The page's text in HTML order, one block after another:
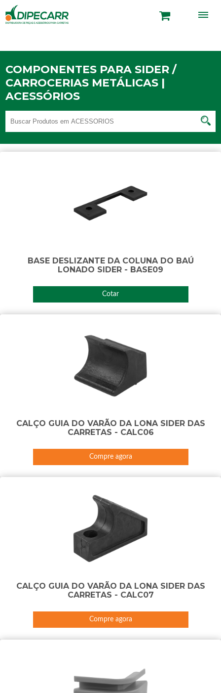
COMPONENTES PARA SIDER /
CARROCERIAS METÁLICAS |
ACESSÓRIOS
BASE DESLIZANTE DA COLUNA DO BAÚ
LONADO SIDER - BASE09
Cotar
CALÇO GUIA DO VARÃO DA LONA SIDER DAS
CARRETAS - CALC06
Compre agora
CALÇO GUIA DO VARÃO DA LONA SIDER DAS
CARRETAS - CALC07
Compre agora